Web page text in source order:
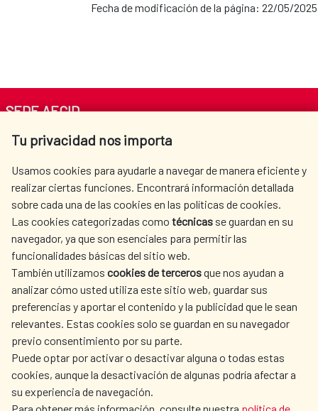
Tagalo
Fecha de modificación de la página: 22/05/2025
Tu privacidad nos importa
Usamos cookies para ayudarle a navegar de manera eficiente y
realizar ciertas funciones. Encontrará información detallada
sobre cada una de las cookies en las políticas de cookies.
Las cookies categorizadas como técnicas se guardan en su
navegador, ya que son esenciales para permitir las
funcionalidades básicas del sitio web.
También utilizamos cookies de tercerosque nos ayudan a
analizar cómo usted utiliza este sitio web, guardar sus
preferencias y aportar el contenido y la publicidad que le sean
relevantes. Estas cookies solo se guardan en su navegador
previo consentimiento por su parte.
Puede optar por activar o desactivar alguna o todas estas
cookies, aunque la desactivación de algunas podría afectar a
su experiencia de navegación.
SEDE AECID
Av. Reyes Católicos 4 - 28040 Madrid
centro.informacion@aecid.es
LA AECID
DÓNDE COOPERAMOS
ACCIÓN HUMANITARIA
SALA DE PRENSA
CULTURA Y CIENCIA
BIBLIOTECA
NUESTRAS REDES SOCIALES